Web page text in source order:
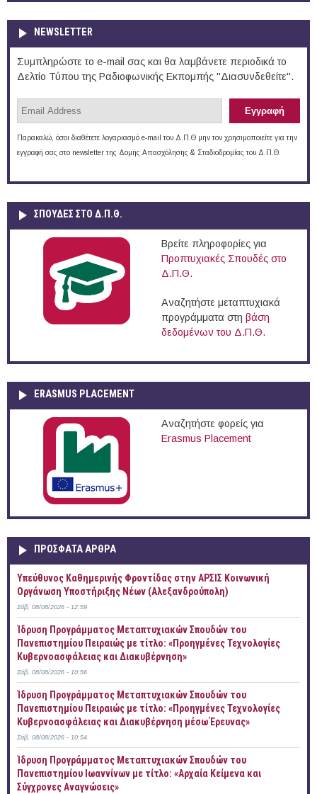
NEWSLETTER
Συμπληρώστε το e-mail σας και θα λαμβάνετε περιοδικά το
Δελτίο Τύπου της Ραδιοφωνικής Εκπομπής "Διασυνδεθείτε".
Παρακαλώ, όσοι διαθέτετε λογαριασμό e-mail του Δ.Π.Θ μην τον χρησιμοποιείτε για την
εγγραφή σας στο newsletter της Δομής Απασχόλησης & Σταδιοδρομίας του Δ.Π.Θ.
ΣΠΟΥΔΈΣ ΣΤΟ Δ.Π.Θ.
Βρείτε πληροφορίες για
Προπτυχιακές Σπουδές στο
Δ.Π.Θ.
Αναζητήστε μεταπτυχιακά
προγράμματα στη βάση
δεδομένων του Δ.Π.Θ.
ERASMUS PLACEMENT
Αναζητήστε φορείς για
Erasmus Placement
ΠΡOΣΦΑΤΑ AΡΘΡΑ
Yπεύθυνος Καθημερινής Φροντίδας στην ΑΡΣΙΣ Κοινωνική
Οργάνωση Υποστήριξης Νέων (Αλεξανδρούπολη)
Σάβ, 08/08/2026 - 12:59
Ίδρυση Προγράμματος Μεταπτυχιακών Σπουδών του
Πανεπιστημίου Πειραιώς με τίτλο: «Προηγμένες Τεχνολογίες
Κυβερνοασφάλειας και Διακυβέρνηση»
Σάβ, 08/08/2026 - 10:56
Ίδρυση Προγράμματος Μεταπτυχιακών Σπουδών του
Πανεπιστημίου Πειραιώς με τίτλο: «Προηγμένες Τεχνολογίες
Κυβερνοασφάλειας και Διακυβέρνηση μέσω Έρευνας»
Σάβ, 08/08/2026 - 10:54
Ίδρυση Προγράμματος Μεταπτυχιακών Σπουδών του
Πανεπιστημίου Ιωαννίνων με τίτλο: «Αρχαία Κείμενα και
Σύγχρονες Αναγνώσεις»